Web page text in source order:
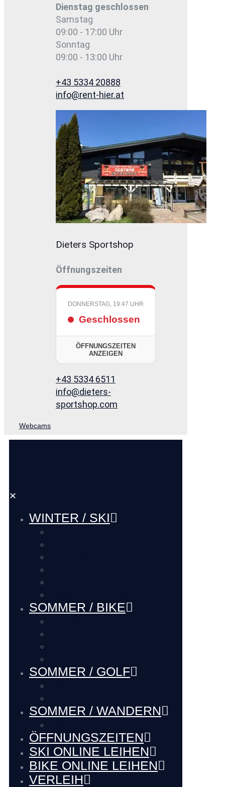
Dienstag geschlossen
Samstag
09:00 - 17:00 Uhr
Sonntag
09:00 - 13:00 Uhr
+43 5334 20888
info@rent-hier.at
Dieters Sportshop
Öffnungszeiten
DONNERSTAG, 19:47 UHR
Geschlossen
ÖFFNUNGSZEITEN
ANZEIGEN
+43 5334 6511
info@dieters-
sportshop.com
Webcams
✕
WINTER / SKI
SOMMER / BIKE
SOMMER / GOLF
SOMMER / WANDERN
ÖFFNUNGSZEITEN
SKI ONLINE LEIHEN
BIKE ONLINE LEIHEN
VERLEIH